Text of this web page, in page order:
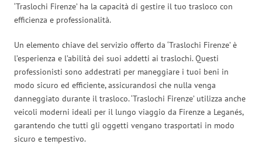
‘Traslochi Firenze’ ha la capacità di gestire il tuo trasloco con
efficienza e professionalità.
Un elemento chiave del servizio offerto da ‘Traslochi Firenze’ è
l’esperienza e l’abilità dei suoi addetti ai traslochi. Questi
professionisti sono addestrati per maneggiare i tuoi beni in
modo sicuro ed efficiente, assicurandosi che nulla venga
danneggiato durante il trasloco. ‘Traslochi Firenze’ utilizza anche
veicoli moderni ideali per il lungo viaggio da Firenze a Leganés,
garantendo che tutti gli oggetti vengano trasportati in modo
sicuro e tempestivo.